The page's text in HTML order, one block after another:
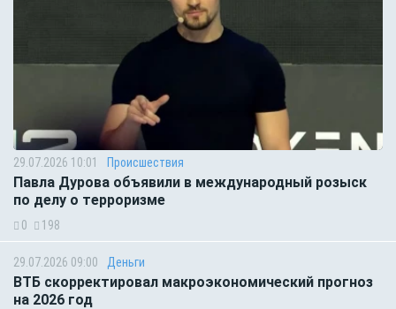
29.07.2026 10:01 Происшествия
Павла Дурова объявили в международный розыск
по делу о терроризме
0 198
29.07.2026 09:00 Деньги
ВТБ скорректировал макроэкономический прогноз
на 2026 год